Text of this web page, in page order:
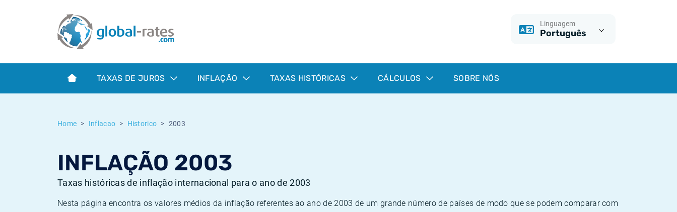
Linguagem
Português
TAXAS DE JUROS INFLAÇÃO TAXAS HISTÓRICAS CÁLCULOS SOBRE NÓS
Home Inflacao Historico 2003
INFLAÇÃO 2003
Taxas históricas de inflação internacional para o ano de 2003
Nesta página encontra os valores médios da inflação referentes ao ano de 2003 de um grande número de países de modo que se podem comparar com
Term SOFR
O que é a inflação do IPC?
O que é a inflação do IHPC?
Taxas Euribor históricas
Taxas ESTER históricas
Taxas de inflação históricas
Calculadora de inflação